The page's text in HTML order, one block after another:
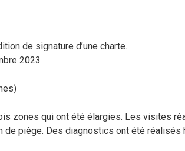
de signature d’une charte.
2023
zones qui ont été élargies. Les visites
piège. Des diagnostics ont été